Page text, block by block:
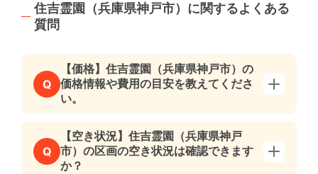
住吉霊園（兵庫県神戸市）に関するよくある
質問
Q
【価格】住吉霊園（兵庫県神戸市）の
価格情報や費用の目安を教えてくださ
い。
Q
【空き状況】住吉霊園（兵庫県神戸
市）の区画の空き状況は確認できます
か？